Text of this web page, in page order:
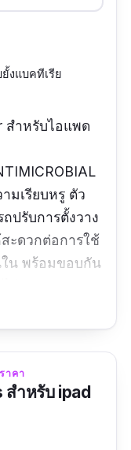
งแบคทีเรีย
สำหรับไอแพด
มเรียบหรู ตัว
ปรับการตั้งวาง
ะดวกต่อการใช้
น พร้อมขอบกัน
กนนิ้วมือ ที่
สะดุด วัสดุด้าน
บยั้งแบคทีเรีย
านได้อย่าง
าคา
สำหรับ ipad